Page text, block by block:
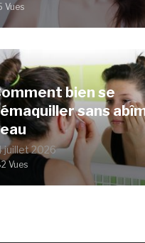
Vues
bien se
sans
juillet 2026
Vues